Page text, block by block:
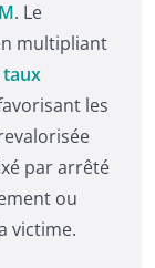
. Le
multipliant
taux
les
par arrêté
ou
victime.